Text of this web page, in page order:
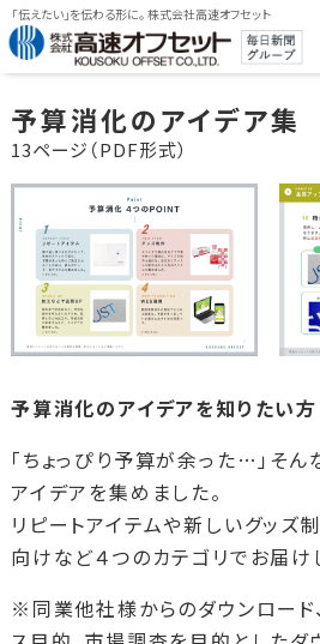
「伝えたい」を伝わる形に。 株式会社高速オフセット
予算消化のアイデア集
13ページ（PDF形式）
予算消化のアイデアを知りたい方
「ちょっぴり予算が余った…」そ
アイデアを集めました。
リピートアイテムや新しいグッズ
向けなど４つのカテゴリでお届け
※同業他社様からのダウンロード